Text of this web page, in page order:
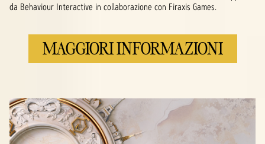
da Behaviour Interactive in collaborazione con Firaxis Games.
MAGGIORI INFORMAZIONI